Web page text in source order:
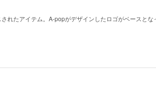
れたアイテム。A-popがデザインしたロゴがベースとな